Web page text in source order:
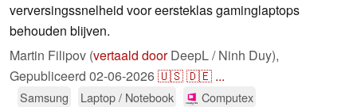
verversingssnelheid voor eersteklas gaminglaptops
behouden blijven.
Martin Filipov (vertaald doorDeepL / Ninh Duy),
Gepubliceerd 02-06-2026🇺🇸🇩🇪 ...
Samsung Laptop / Notebook Computex